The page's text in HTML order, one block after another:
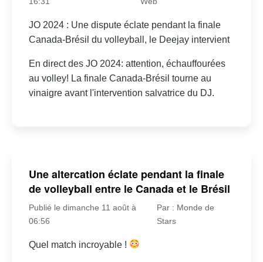
JO 2024 : Une dispute éclate pendant la finale
Canada-Brésil du volleyball, le Deejay intervient
En direct des JO 2024: attention, échauffourées
au volley! La finale Canada-Brésil tourne au
vinaigre avant l'intervention salvatrice du DJ.
Une altercation éclate pendant la finale
de volleyball entre le Canada et le Brésil
Publié le dimanche 11 août à
06:56
Par : Monde de
Stars
Quel match incroyable !